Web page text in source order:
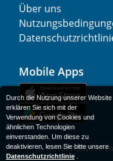
Über uns
Mobile Apps
© 1977-2026
Durch die Nutzung unserer Website
erklären Sie sich mit der
Verwendung von Cookies und
ähnlichen Technologien
einverstanden. Um diese zu
deaktivieren, lesen Sie bitte unsere
Datenschutzrichtlinie.